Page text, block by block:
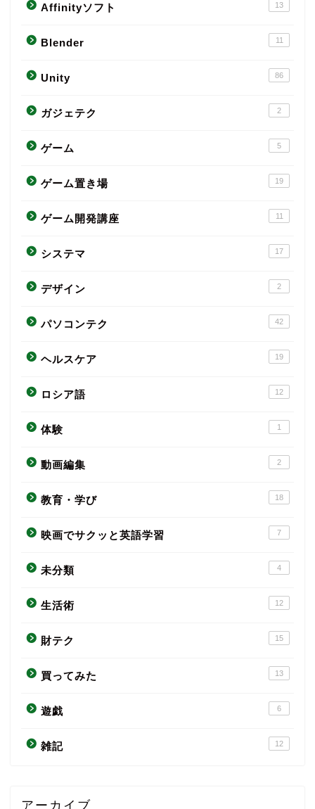
Affinityソフト 13
Blender 11
Unity 86
ガジェテク 2
ゲーム 5
ゲーム置き場 19
ゲーム開発講座 11
システマ 17
デザイン 2
パソコンテク 42
ヘルスケア 19
ロシア語 12
体験 1
動画編集 2
教育・学び 18
映画でサクッと英語学習 7
未分類 4
生活術 12
財テク 15
買ってみた 13
遊戯 6
雑記 12
アーカイブ